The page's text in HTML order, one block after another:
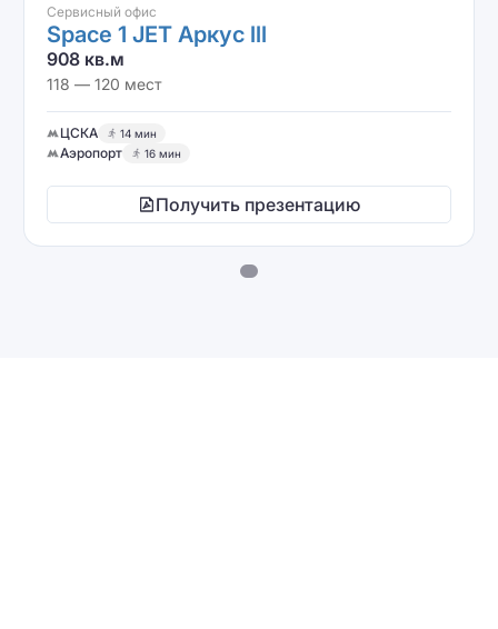
Сервисный офис
Space 1 JET Аркус lll
908 кв.м
118 — 120 мест
ЦСКА 14 мин
Аэропорт 16 мин
Получить презентацию